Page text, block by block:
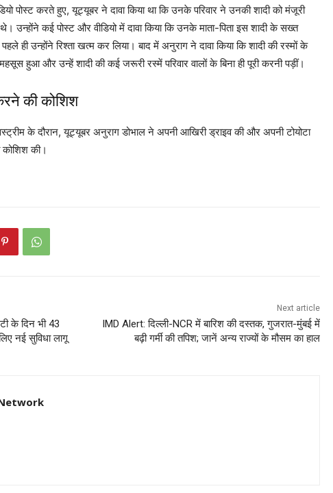
पोस्ट करते हुए, यूट्यूबर ने दावा किया था कि उनके परिवार ने उनकी शादी को मंजूरी
उन्होंने कई पोस्ट और वीडियो में दावा किया कि उनके माता-पिता इस शादी के सख्त
उन्होंने रिश्ता खत्म कर लिया। बाद में अनुराग ने दावा किया कि शादी की रस्मों के
हुआ और उन्हें शादी की कई जरूरी रस्में परिवार वालों के बिना ही पूरी करनी पड़ीं।
की कोशिश
के दौरान, यूट्यूबर अनुराग डोभाल ने अपनी आखिरी ड्राइव की और अपनी टोयोटा
की।
के दिन भी 43
नई सुविधा लागू
Next article
IMD Alert: दिल्ली-NCR में बारिश की दस्तक, गुजरात-मुंबई में
बढ़ी गर्मी की तपिश; जानें अन्य राज्यों के मौसम का हाल